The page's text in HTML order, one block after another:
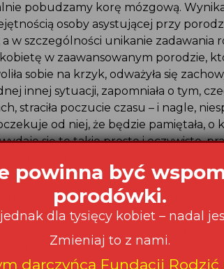
pobudzamy korę mózgową.
osoby asystującej przy
a w szczególności unikanie
w zaawansowanym porodzie,
sobie na krzyk, odważyła się
innej sytuacji, zapomniała o tym,
straciła poczucie czasu – i nagle,
od niej, że będzie pamiętała, o
się to takie proste i oczywiste,
jak to tylko możliwe.
czynnikiem pobudzającym ludzką
aktywność mózgu może być
na jego pracę. Zwykle, kiedy
gasimy światło, aby wyciszyć nasz
przyćmione światło powinno